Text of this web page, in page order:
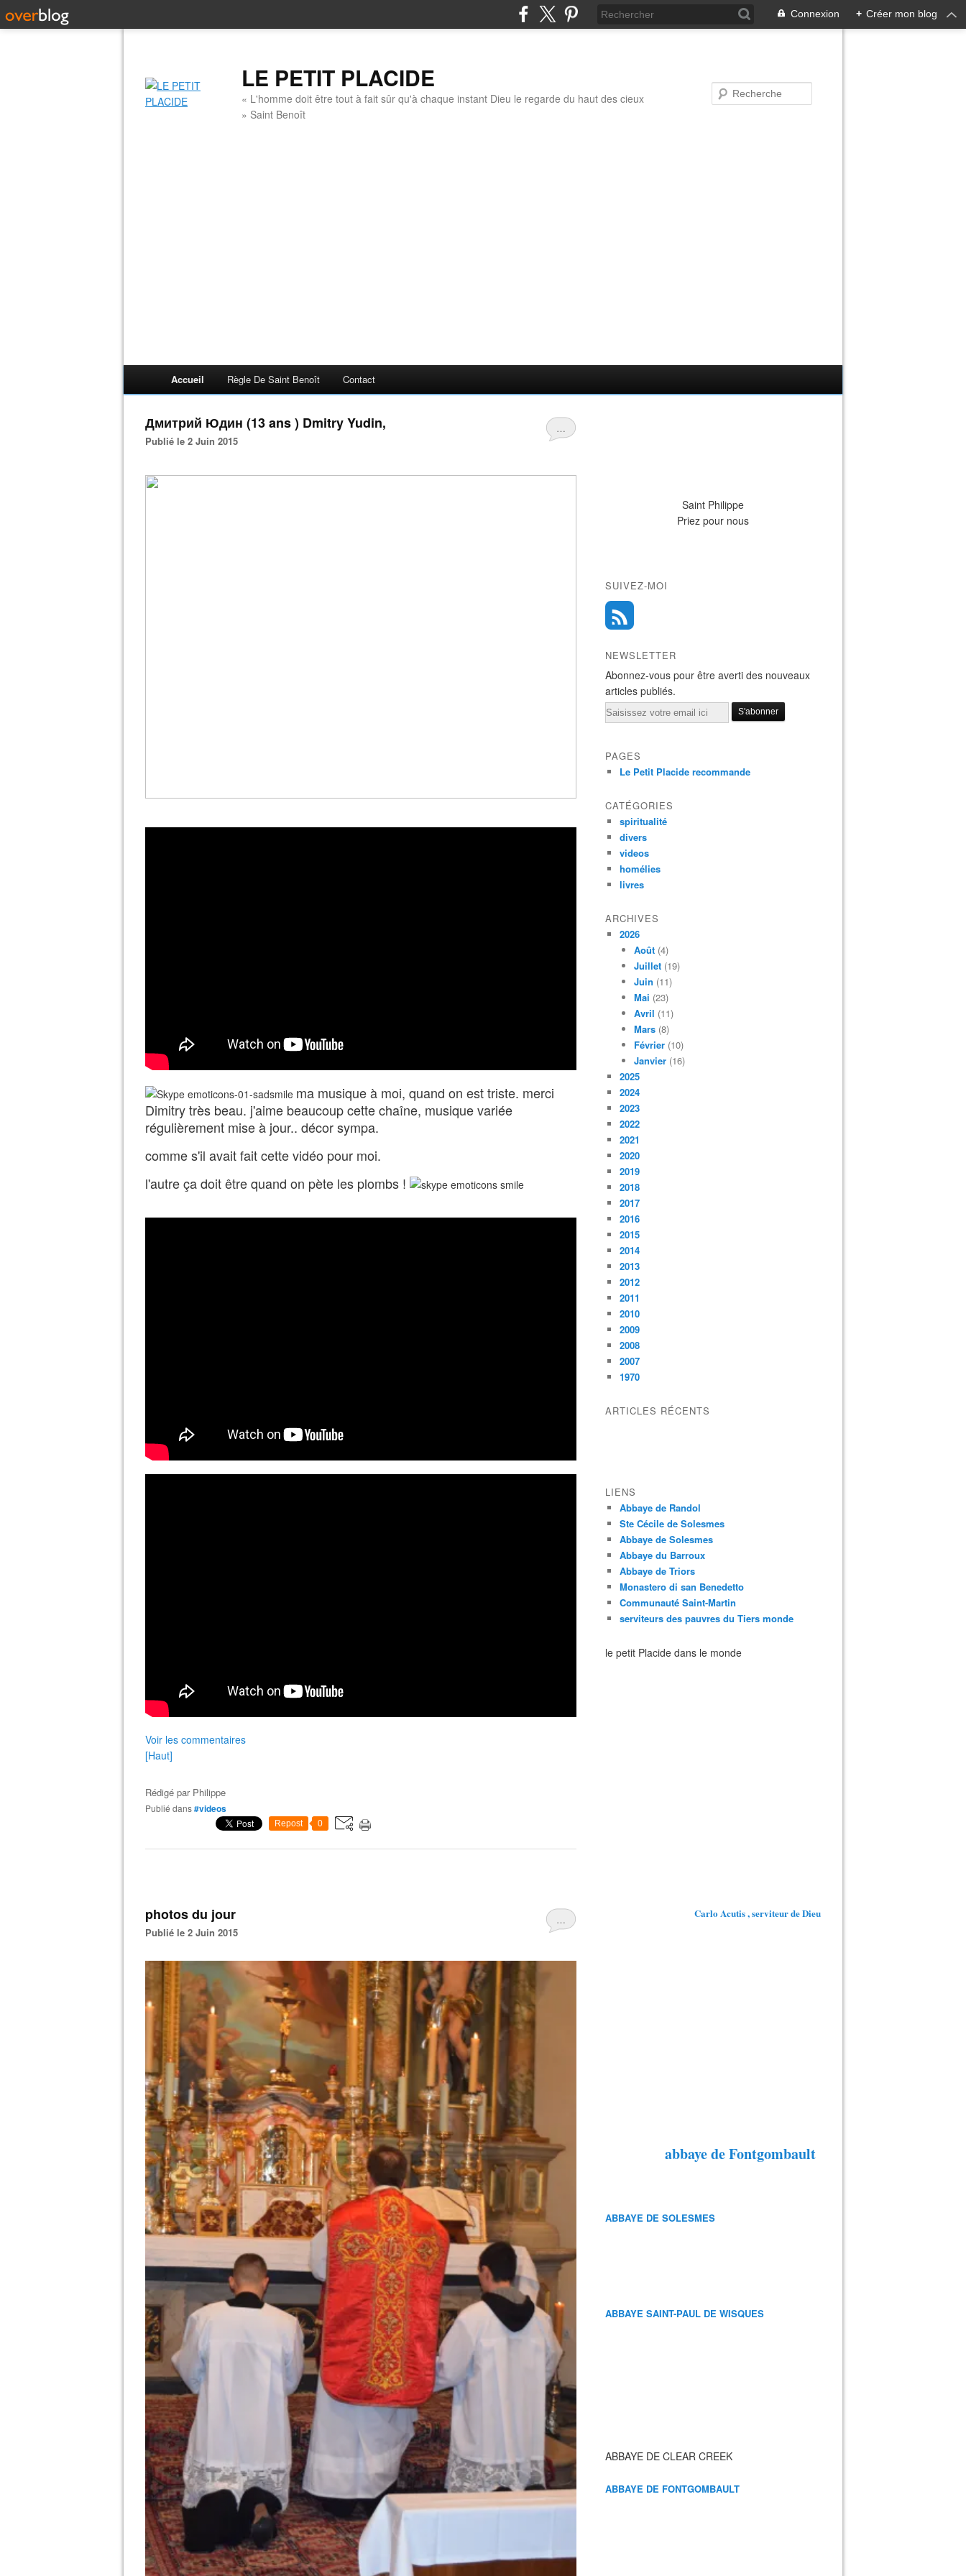
Connexion + Créer mon blog
LE PETIT PLACIDE
« L'homme doit être tout à fait sûr qu'à chaque instant Dieu le regarde du haut des cieux
» Saint Benoît
Accueil Règle De Saint Benoît Contact
…
Дмитрий Юдин (13 ans ) Dmitry Yudin,
Publié le 2 Juin 2015
ma musique à moi, quand on est triste. merci
Dimitry très beau. j'aime beaucoup cette chaîne, musique variée
régulièrement mise à jour.. décor sympa.
comme s'il avait fait cette vidéo pour moi.
l'autre ça doit être quand on pète les plombs !
Voir les commentaires
[Haut]
Rédigé par Philippe
Publié dans#videos
Repost 0
…
photos du jour
Publié le 2 Juin 2015
Saint Philippe
Priez pour nous
SUIVEZ-MOI
NEWSLETTER
Abonnez-vous pour être averti des nouveaux
articles publiés.
Email
PAGES
Le Petit Placide recommande
CATÉGORIES
spiritualité
divers
videos
homélies
livres
ARCHIVES
2026
Août (4)
Juillet (19)
Juin (11)
Mai (23)
Avril (11)
Mars (8)
Février (10)
Janvier (16)
2025
2024
2023
2022
2021
2020
2019
2018
2017
2016
2015
2014
2013
2012
2011
2010
2009
2008
2007
1970
ARTICLES RÉCENTS
LIENS
Abbaye de Randol
Ste Cécile de Solesmes
Abbaye de Solesmes
Abbaye du Barroux
Abbaye de Triors
Monastero di san Benedetto
Communauté Saint-Martin
serviteurs des pauvres du Tiers monde
le petit Placide dans le monde
Carlo Acutis , serviteur de Dieu
abbaye de Fontgombault
ABBAYE DE SOLESMES
ABBAYE SAINT-PAUL DE WISQUES
ABBAYE DE CLEAR CREEK
ABBAYE DE FONTGOMBAULT